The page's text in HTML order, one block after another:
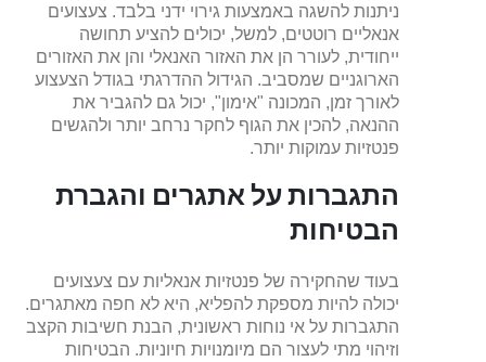
ניתנות להשגה באמצעות גירוי ידני בלבד. צעצועים
אנאליים רוטטים, למשל, יכולים להציע תחושה
ייחודית, לעורר הן את האזור האנאלי והן את האזורים
הארוגניים שמסביב. הגידול ההדרגתי בגודל הצעצוע
לאורך זמן, המכונה "אימון", יכול גם להגביר את
ההנאה, להכין את הגוף לחקר נרחב יותר ולהגשים
פנטזיות עמוקות יותר.
התגברות על אתגרים והגברת
הבטיחות
בעוד שהחקירה של פנטזיות אנאליות עם צעצועים
יכולה להיות מספקת להפליא, היא לא חפה מאתגרים.
התגברות על אי נוחות ראשונית, הבנת חשיבות הקצב
וזיהוי מתי לעצור הם מיומנויות חיוניות. הבטיחות